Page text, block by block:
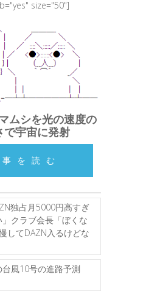
size="50"]
ムシを光の速度の
で宇宙に発射
を読む
独占月5000円高すぎ
クラブ会長「ぼくな
してDAZN入るけどな
台風10号の進路予測